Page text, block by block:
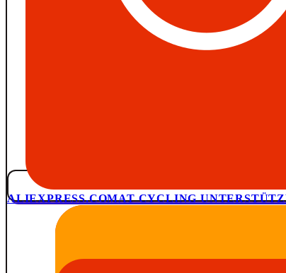
ALIEXPRESS.COMAT CYCLING